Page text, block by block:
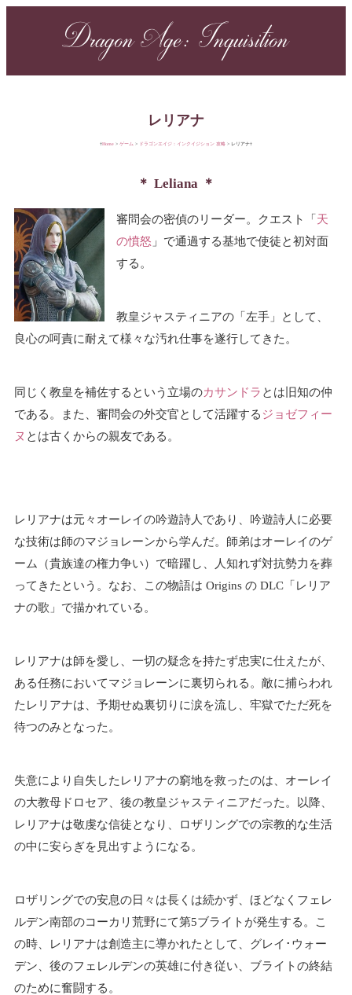
Dragon Age: Inquisition
レリアナ
Home ゲーム ドラゴンエイジ：インクイジション 攻略 レリアナ
Leliana
審問会の密偵のリーダー。クエスト「天
の憤怒 」で通過する基地で使徒と初対面
する。
教皇ジャスティニアの「左手」として、
良心の呵責に耐えて様々な汚れ仕事を遂行してきた。
同じく教皇を補佐するという立場のカサンドラ とは旧知の仲
である。また、審問会の外交官として活躍する ジョゼフィー
ヌ とは古くからの親友である。
レリアナは元々オーレイの吟遊詩人であり、吟遊詩人に必要
な技術は師のマジョレーンから学んだ。師弟はオーレイのゲ
ーム（貴族達の権力争い）で暗躍し、人知れず対抗勢力を葬
ってきたという。なお、この物語は Origins の DLC「レリア
ナの歌」で描かれている。
レリアナは師を愛し、一切の疑念を持たず忠実に仕えたが、
ある任務においてマジョレーンに裏切られる。敵に捕らわれ
たレリアナは、予期せぬ裏切りに涙を流し、牢獄でただ死を
待つのみとなった。
失意により自失したレリアナの窮地を救ったのは、オーレイ
の大教母ドロセア、後の教皇ジャスティニアだった。以降、
レリアナは敬虔な信徒となり、ロザリングでの宗教的な生活
の中に安らぎを見出すようになる。
ロザリングでの安息の日々は長くは続かず、ほどなくフェレ
ルデン南部のコーカリ荒野にて第5ブライトが発生する。こ
の時、レリアナは創造主に導かれたとして、グレイ･ウォー
デン、後のフェレルデンの英雄に付き従い、ブライトの終結
のために奮闘する。